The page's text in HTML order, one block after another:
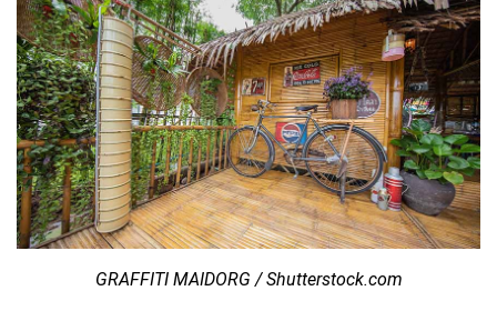
GRAFFITI MAIDORG / Shutterstock.com